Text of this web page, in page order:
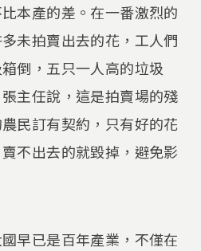
本產的差。在一番激烈的
未拍賣出去的花，工人們
倒，五只一人高的垃圾
主任說，這是拍賣場的殘
民訂有契約，只有好的花
不出去的就毀掉，避免影
早已是百年產業，不僅在